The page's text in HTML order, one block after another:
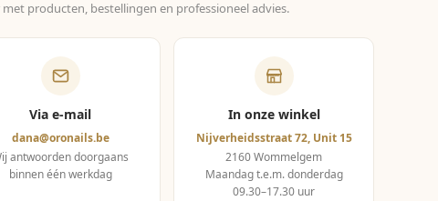
producten, bestellingen en professioneel advies.
Via e-mail
dana@oronails.be
antwoorden doorgaans
binnen één werkdag
In onze winkel
Nijverheidsstraat 72, Unit 15
2160 Wommelgem
Maandag t.e.m. donderdag
09.30–17.30 uur